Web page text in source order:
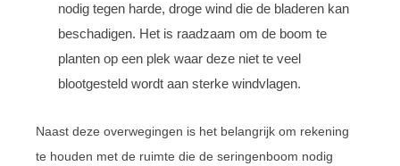
nodig tegen harde, droge wind die de bladeren kan
beschadigen. Het is raadzaam om de boom te
planten op een plek waar deze niet te veel
blootgesteld wordt aan sterke windvlagen.
Naast deze overwegingen is het belangrijk om rekening
te houden met de ruimte die de seringenboom nodig